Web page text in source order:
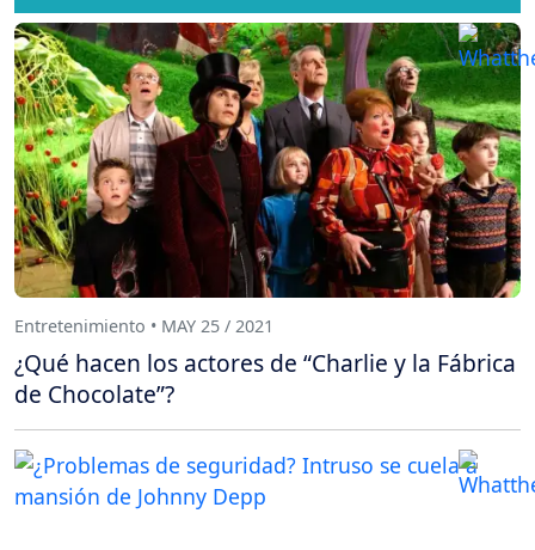
Entretenimiento • MAY 25 / 2021
¿Qué hacen los actores de “Charlie y la Fábrica
de Chocolate”?